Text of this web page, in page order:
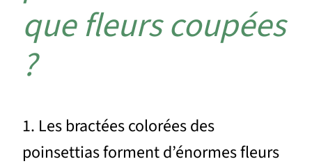
que fleurs coupées
?
1. Les bractées colorées des
poinsettias forment d’énormes fleurs